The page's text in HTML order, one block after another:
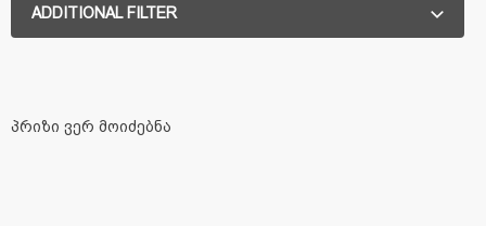
ADDITIONAL FILTER
პრიზი ვერ მოიძებნა